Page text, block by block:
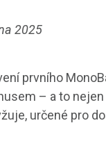
2025
prvního
– a to
určené pro